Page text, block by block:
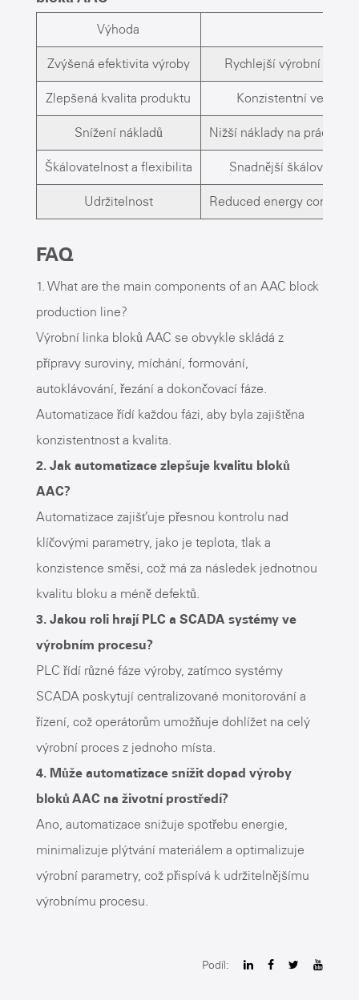
Výhoda
Zvýšená efektivita výroby Rychlejší výrobní cykly
Zlepšená kvalita produktu Konzistentní velikost
Snížení nákladů Nižší náklady na práci a
Škálovatelnost a flexibilita Snadnější škálování
Udržitelnost Reduced energy
FAQ
1. What are the main components of an AAC block
production line?
Výrobní linka bloků AAC se obvykle skládá z
přípravy suroviny, míchání, formování,
autoklávování, řezání a dokončovací fáze.
Automatizace řídí každou fázi, aby byla zajištěna
konzistentnost a kvalita.
2. Jak automatizace zlepšuje kvalitu bloků
AAC?
Automatizace zajišťuje přesnou kontrolu nad
klíčovými parametry, jako je teplota, tlak a
konzistence směsi, což má za následek jednotnou
kvalitu bloku a méně defektů.
3. Jakou roli hrají PLC a SCADA systémy ve
výrobním procesu?
PLC řídí různé fáze výroby, zatímco systémy
SCADA poskytují centralizované monitorování a
řízení, což operátorům umožňuje dohlížet na celý
výrobní proces z jednoho místa.
4. Může automatizace snížit dopad výroby
bloků AAC na životní prostředí?
Ano, automatizace snižuje spotřebu energie,
minimalizuje plýtvání materiálem a optimalizuje
výrobní parametry, což přispívá k udržitelnějšímu
výrobnímu procesu.
Podíl: